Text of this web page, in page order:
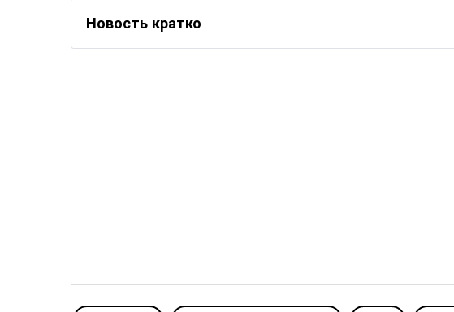
Новость кратко